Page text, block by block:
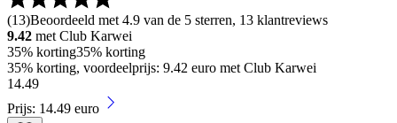
(13)Beoordeeld met 4.9 van de 5 sterren, 13 klantreviews
9.42 met Club Karwei
35% korting35% korting
35% korting, voordeelprijs: 9.42 euro met Club Karwei
14.49
Prijs: 14.49 euro